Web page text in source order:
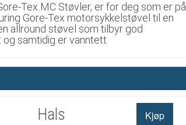
Tex MC Støvler, er for deg som er på
Gore-Tex motorsykkelstøvel til en
allround støvel som tilbyr god
samtidig er vanntett.
Hals